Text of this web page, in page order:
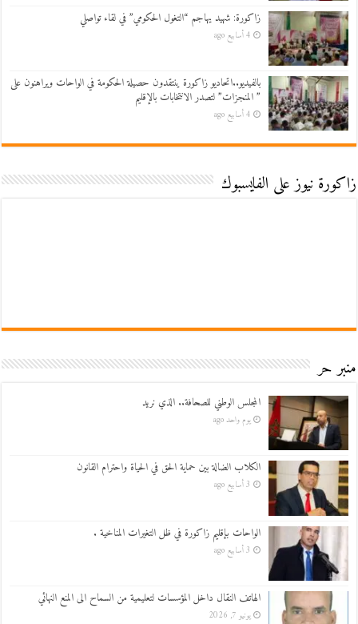
زاكورة: شهيد يهاجم “التغول الحكومي” في لقاء تواصلي
4 أسابيع ago
بالفيديو..اتحاديو زاكورة ينتقدون حصيلة الحكومة في الواحات ويراهنون على
” المنجزات” لتصدر الانتخابات بالإقليم
4 أسابيع ago
زاكورة نيوز على الفايسبوك
منبر حر
المجلس الوطني للصحافة.. الذي نريد
يوم واحد ago
الكلاب الضالة بين حماية الحق في الحياة واحترام القانون
3 أسابيع ago
الواحات بإقليم زاكورة في ظل التغيرات المناخية .
3 أسابيع ago
الهاتف النقال داخل المؤسسات لتعليمية من السماح الى المنع النهائي
يونيو 7, 2026